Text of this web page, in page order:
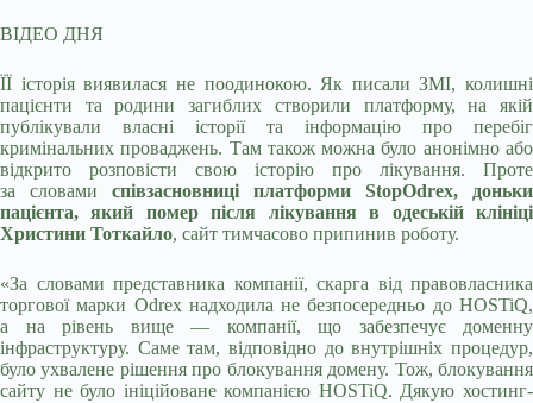
ВІДЕО ДНЯ
ЇЇ історія виявилася не поодинокою. Як писали ЗМІ, колишні
пацієнти та родини загиблих створили платформу, на якій
публікували власні історії та інформацію про перебіг
кримінальних проваджень. Там також можна було анонімно або
відкрито розповісти свою історію про лікування. Проте
за словами співзасновниці платформи StopOdrex, доньки
пацієнта, який помер після лікування в одеській клініці
Христини Тоткайло, сайт тимчасово припинив роботу.
«За словами представника компанії, скарга від правовласника
торгової марки Odrex надходила не безпосередньо до HOSTiQ,
а на рівень вище — компанії, що забезпечує доменну
інфраструктуру. Саме там, відповідно до внутрішніх процедур,
було ухвалене рішення про блокування домену. Тож, блокування
сайту не було ініційоване компанією HOSTiQ. Дякую хостинг-